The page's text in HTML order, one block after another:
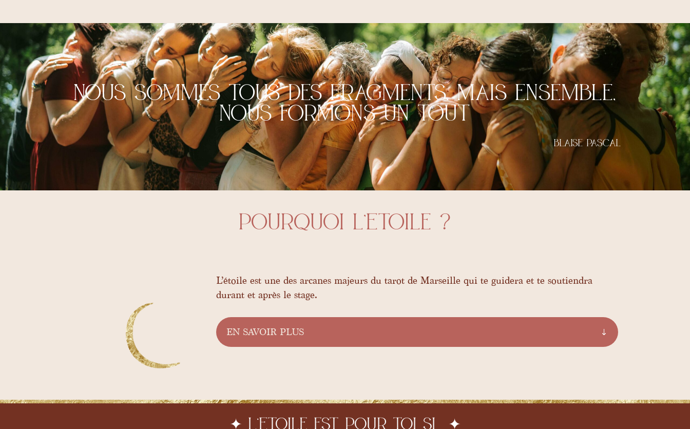
Nous sommes tous des fragments, mais ensemble,
nous formons un tout
Blaise Pascal
Pourquoi l’Etoile ?
L’étoile est une des arcanes majeurs du tarot de Marseille qui te guidera et te soutiendra
durant et après le stage.
EN SAVOIR PLUS
✦ L’Etoile est pour toi si ✦